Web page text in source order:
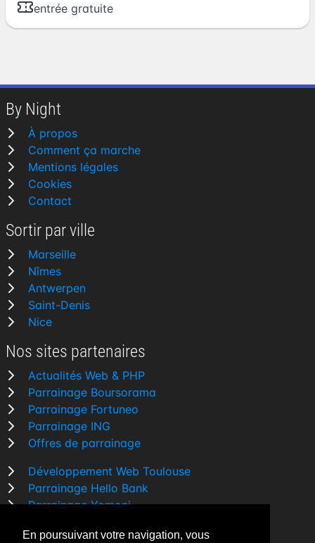
En poursuivant votre navigation, vous
entrée gratuite
By Night
À propos
Comment ça marche
Mentions légales
Cookies
Contact
Sortir par ville
Marseille
Nîmes
Antwerpen
Saint-Denis
Nice
Nos sites partenaires
Actualités Web & PHP
Parrainage Boursorama
Parrainage Fortuneo
Parrainage ING
Offres de parrainage
Développement Web Toulouse
Parrainage Hello Bank
Parrainage Yomoni
Comparatif banque